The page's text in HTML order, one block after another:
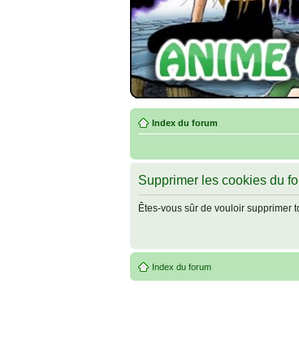
Index du forum
Supprimer les cookies du
Êtes-vous sûr de vouloir supprimer
Index du forum